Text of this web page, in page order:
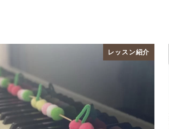
レッスン紹介